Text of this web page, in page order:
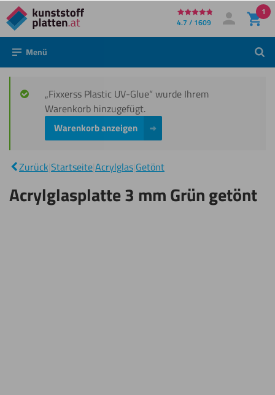
Direkt
zum
Inhalt
4.7 / 1609 Mein Konto
Anmelden
1
Menü
„Fixxerss Plastic UV-Glue“ wurde Ihrem
Warenkorb hinzugefügt.
Warenkorb anzeigen
Zurück StartseiteAcrylglas Getönt
3 mm Grün
getönt
Acrylglasplatte 3 mm Grün getönt